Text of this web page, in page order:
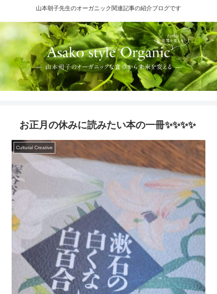
山本朝子先生のオーガニック関連記事の紹介ブログです
お正月の休みに読みたい本の一冊✨✨✨✨
Cultural Creative